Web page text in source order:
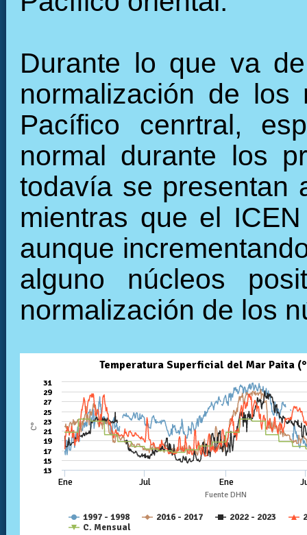
Durante lo que va
normalización de
Pacífico cenrtral,
normal durante los
todavía se presentan
mientras que el
aunque
alguno núcleos
normalización de los